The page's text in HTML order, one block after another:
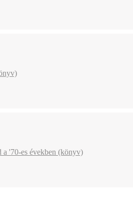
'70-es években (könyv)